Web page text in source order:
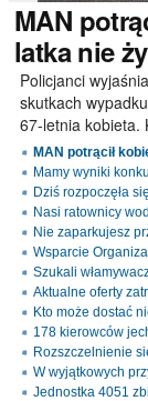
MAN
latka nie
Policjanci
skutkach
67-letnia kobieta.
MAN potrącił
Mamy wyniki
Dziś rozpoczęła
Nasi ratownicy
Nie zaparkujesz
Wsparcie
Szukali
Aktualne oferty
Kto może dostać
178 kierowców
Rozszczelnienie
W wyjątkowych
Jednostka 4051